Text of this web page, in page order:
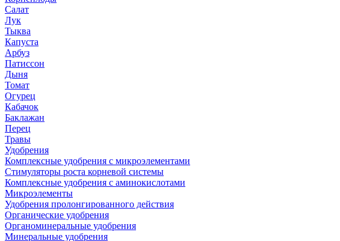
Салат
Лук
Тыква
Капуста
Арбуз
Патиссон
Дыня
Томат
Огурец
Кабачок
Баклажан
Перец
Травы
Удобрения
Комплексные удобрения с микроэлементами
Стимуляторы роста корневой системы
Комплексные удобрения с аминокислотами
Микроэлементы
Удобрения пролонгированного действия
Органические удобрения
Органоминеральные удобрения
Минеральные удобрения